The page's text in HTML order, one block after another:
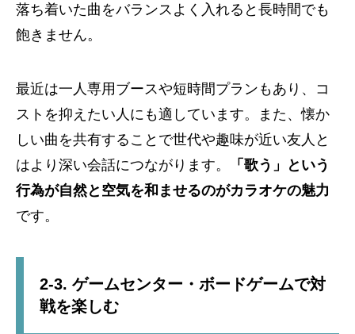
落ち着いた曲をバランスよく入れると長時間でも
飽きません。
最近は一人専用ブースや短時間プランもあり、コ
ストを抑えたい人にも適しています。また、懐か
しい曲を共有することで世代や趣味が近い友人と
はより深い会話につながります。
「歌う」という
行為が自然と空気を和ませるのがカラオケの魅力
です。
2-3. ゲームセンター・ボードゲームで対
戦を楽しむ